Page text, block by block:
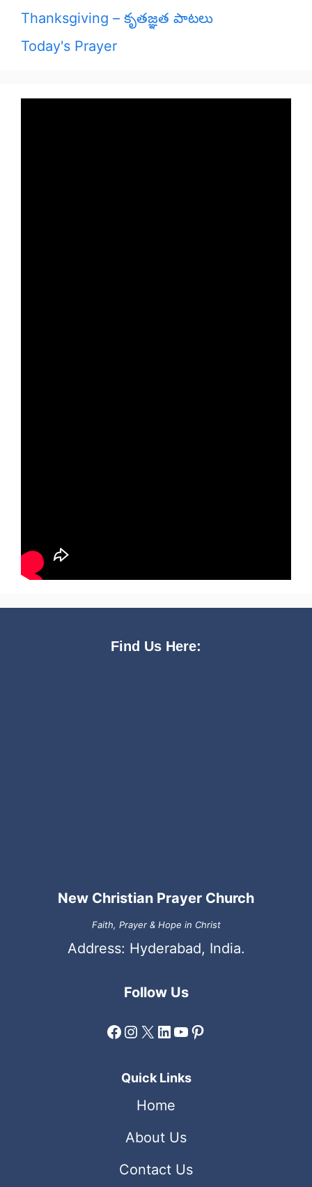
Thanksgiving – కృతజ్ఞత పాటలు
Today's Prayer
Find Us Here:
New Christian Prayer Church
Faith, Prayer & Hope in Christ
Address: Hyderabad, India.
Follow Us
Facebook
Instagram
X LinkedIn
YouTube
Pinterest
Quick Links
Home
About Us
Contact Us